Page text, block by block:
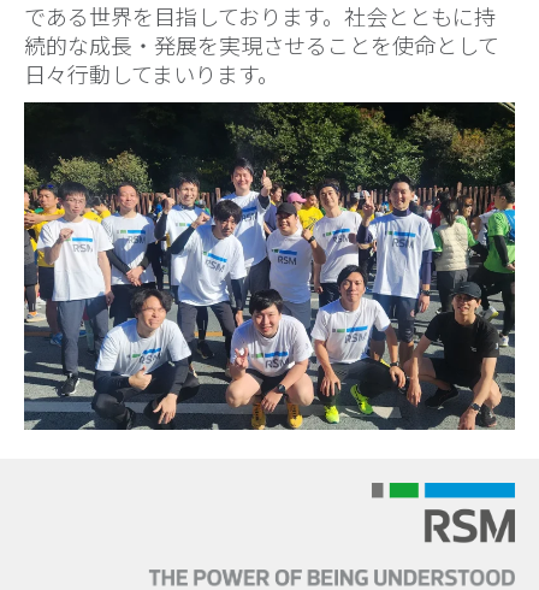
である世界を目指しております。社会とともに持
続的な成長・発展を実現させることを使命として
日々行動してまいります。